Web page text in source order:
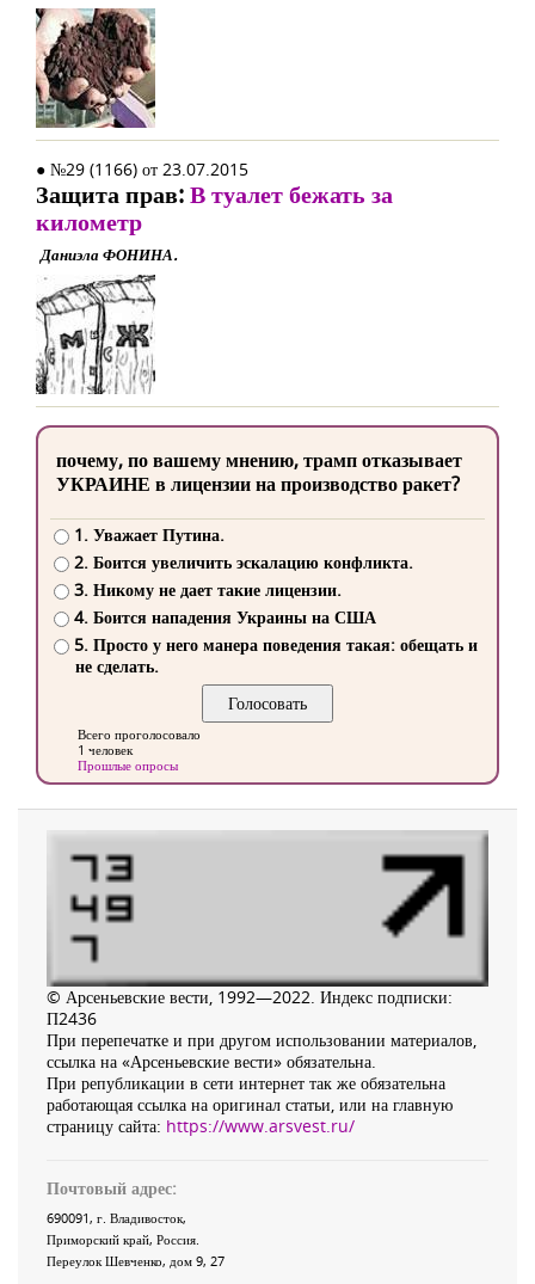
● №29 (1166) от 23.07.2015
Защита прав:В туалет бежать за
километр
Даниэла ФОНИНА.
почему, по вашему мнению, трамп отказывает
УКРАИНЕ в лицензии на производство ракет?
1. Уважает Путина.
2. Боится увеличить эскалацию конфликта.
3. Никому не дает такие лицензии.
4. Боится нападения Украины на США
5. Просто у него манера поведения такая: обещать и
не сделать.
Всего проголосовало
1 человек
Прошлые опросы
© Арсеньевские вести, 1992—2022. Индекс подписки:
П2436
При перепечатке и при другом использовании материалов,
ссылка на «Арсеньевские вести» обязательна.
При републикации в сети интернет так же обязательна
работающая ссылка на оригинал статьи, или на главную
страницу сайта: https://www.arsvest.ru/
Почтовый адрес:
690091, г. Владивосток,
Приморский край, Россия
Переулок Шевченко, дом 9, 27